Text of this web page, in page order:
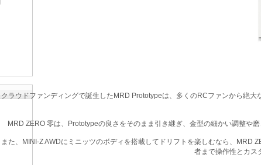
クラウドファンディングで誕生したMRD Prototypeは、多くのRCファンから絶
MRD ZERO 零は、Prototypeの良さをそのまま引き継ぎ、金型の細かい調整や
また、MINI-Z AWDにミニッツのボディを搭載してドリフトを楽しむなら、MRD
者まで操作性とカス